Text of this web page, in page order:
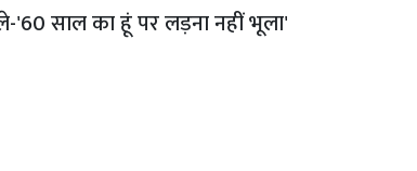
'60 साल का हूं पर लड़ना नहीं भूला'